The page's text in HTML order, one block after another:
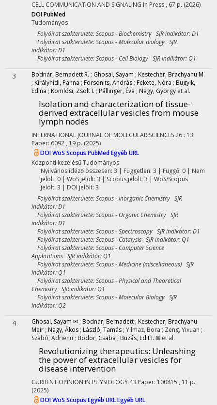
CELL COMMUNICATION AND SIGNALING In Press , 67 p. (2026)
DOIPubMed
Tudományos
Folyóirat szakterülete: Scopus - Biochemistry SJR indikátor: D1
Folyóirat szakterülete: Scopus - Molecular Biology SJR
indikátor: D1
Folyóirat szakterülete: Scopus - Cell Biology SJR indikátor: Q1
3 Bodnár, Bernadett R. ; Ghosal, Sayam ; Kestecher, Brachyahu M.
; Királyhidi, Panna ; Försönits, András ; Fekete, Nóra ; Bugyik,
Edina ; Komlósi, Zsolt I. ; Pállinger, Éva ; Nagy, György et al.
Isolation and characterization of tissue-
derived extracellular vesicles from mouse
lymph nodes
INTERNATIONAL JOURNAL OF MOLECULAR SCIENCES26 : 13
Paper: 6092 , 19 p. (2025)
DOIWoS Scopus PubMedEgyéb URL
Központi kezelésűTudományos
Nyilvános idéző összesen: 3 | Független: 3 | Függő: 0 | Nem
jelölt: 0 | WoS jelölt: 3 | Scopus jelölt: 3 | WoS/Scopus
jelölt: 3 | DOI jelölt: 3
Folyóirat szakterülete: Scopus - Inorganic Chemistry SJR
indikátor: D1
Folyóirat szakterülete: Scopus - Organic Chemistry SJR
indikátor: D1
Folyóirat szakterülete: Scopus - Spectroscopy SJR indikátor: D1
Folyóirat szakterülete: Scopus - Catalysis SJR indikátor: Q1
Folyóirat szakterülete: Scopus - Computer Science
Applications SJR indikátor: Q1
Folyóirat szakterülete: Scopus - Medicine (miscellaneous) SJR
indikátor: Q1
Folyóirat szakterülete: Scopus - Physical and Theoretical
Chemistry SJR indikátor: Q1
Folyóirat szakterülete: Scopus - Molecular Biology SJR
indikátor: Q2
4 Ghosal, Sayam ✉ ; Bodnár, Bernadett ; Kestecher, Brachyahu
Meir ; Nagy, Ákos ; László, Tamás ; Yilmaz, Bora ; Zeng, Yixuan ;
Szabó, Adrienn ; Bödör, Csaba ; Buzás, Edit I. ✉ et al.
Revolutionizing therapeutics: Unleashing
the power of extracellular vesicles for
disease intervention
CURRENT OPINION IN PHYSIOLOGY 43 Paper: 100815 , 11 p.
(2025)
DOIWoS Scopus Egyéb URLEgyéb URL